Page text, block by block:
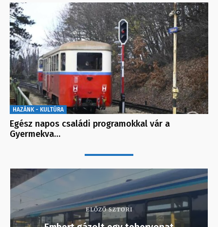
HAZÁNK - KULTÚRA
Egész napos családi programokkal vár a
Gyermekva…
ELŐZŐ SZTORI